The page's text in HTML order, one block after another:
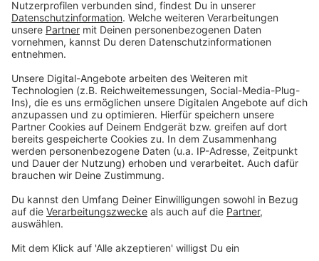
Schwimmvereine oder ein Kreissportbund.
Anzeige
Container soll mindestens zwölf Meter lang
sein
Anzeige
Diese nagelneuen Container, in denen die Kinder
können. Sie sollen jeweils mindestens zwölf Meter
lang sein. "Wenn sie das mit drei Meter Breite und vier
Meter Tiefe verrechnen, erkennt man, dass neben